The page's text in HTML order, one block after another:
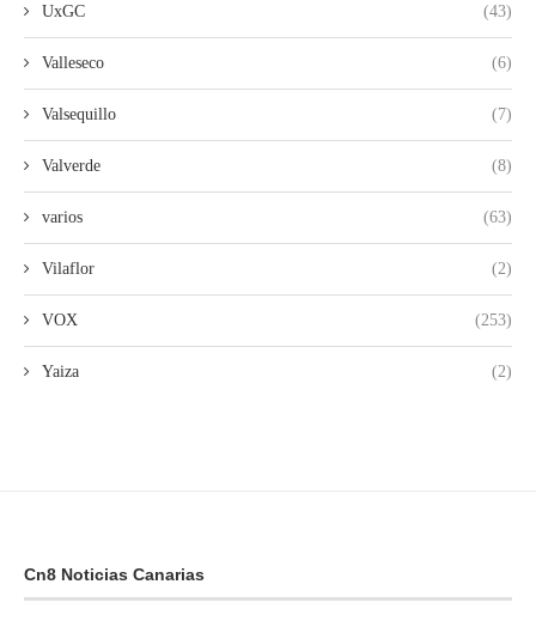
UxGC (43)
Valleseco (6)
Valsequillo (7)
Valverde (8)
varios (63)
Vilaflor (2)
VOX (253)
Yaiza (2)
Cn8 Noticias Canarias